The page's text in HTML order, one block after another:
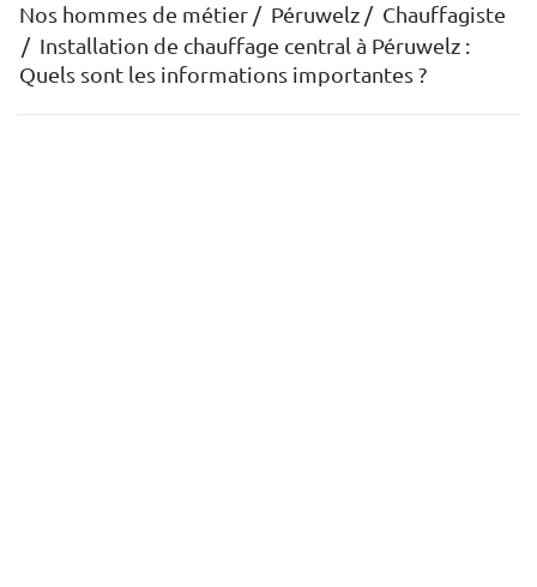
Nos hommes de métier Péruwelz
Chauffagiste
Installation de chauffage central à Péruwelz :
Quels sont les informations importantes ?